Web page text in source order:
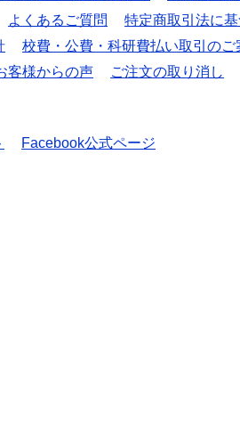
よくあるご質問
特定商取引法に
校費・公費・科研費払い取引のご
客様からの声 ご注文の取り消し
Facebook公式ページ